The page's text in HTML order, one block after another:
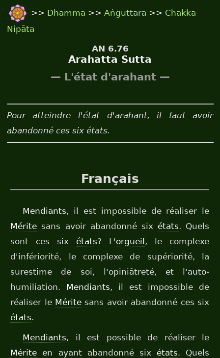
>> Dhamma >> Aṅguttara >> Chakka
Nipāta
AN 6.76
Arahatta Sutta
— L'état d'arahant —
Pour atteindre l'état d'arahant, il faut avoir
abandonné ces six états.
Français
Mendiants, il est impossible de réaliser le
Mérite sans avoir abandonné six états. Quels
sont ces six états? L'orgueil , le complexe
d'infériorité, le complexe de supériorité, la
surestime de soi, l'opiniâtreté, et l'auto-
humiliation. Mendiants, il est impossible de
réaliser le Mérite sans avoir abandonné ces six
états.
Mendiants, il est possible de réaliser le
Mérite en ayant abandonné six états. Quels